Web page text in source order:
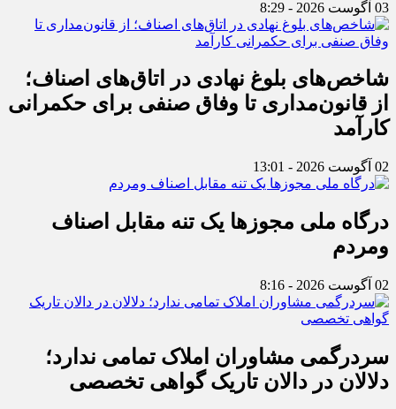
03 آگوست 2026 - 8:29
شاخص‌های بلوغ نهادی در اتاق‌های اصناف؛
از قانون‌مداری تا وفاق صنفی برای حکمرانی
کارآمد
02 آگوست 2026 - 13:01
درگاه ملی مجوزها یک تنه مقابل اصناف
ومردم
02 آگوست 2026 - 8:16
سردرگمی مشاوران املاک تمامی ندارد؛
دلالان در دالان تاریک گواهی تخصصی